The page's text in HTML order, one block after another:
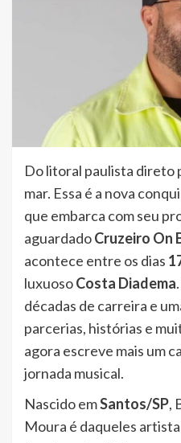
Do litoral paulista direto
mar. Essa é a nova
que embarca com seu
aguardadoCruzeiro On
acontece entre os dias
luxuosoCosta Diadema
décadas de carreira e
parcerias, histórias e
agora escreve mais um
jornada musical.
Nascido emSantos/SP,
Moura é daqueles